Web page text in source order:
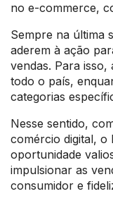
no e-commerce,
Sempre na última
aderem à ação
vendas. Para
todo o país,
categorias
Nesse sentido,
comércio digital, o
oportunidade
impulsionar as
consumidor e